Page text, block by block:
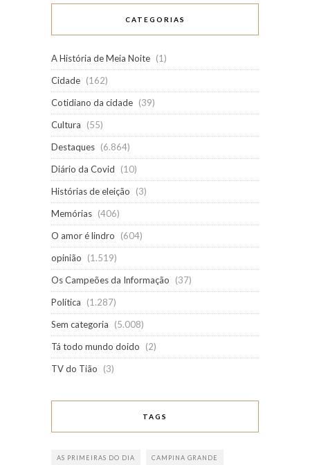
CATEGORIAS
A História de Meia Noite (1)
Cidade (162)
Cotidiano da cidade (39)
Cultura
(55)
Destaques (6.864)
Diário da Covid
(10)
Histórias de eleição
(3)
Memórias (406)
O amor é lindro
(604)
opinião
(1.519)
Os Campeões da Informação
(37)
Política
(1.287)
Sem categoria
(5.008)
Tá todo mundo doido
(2)
TV do Tião
(3)
TAGS
AS PRIMEIRAS DO DIA CAMPINA GRANDE